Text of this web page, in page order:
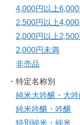
4,000円以上
2,500円以上
2,000円以上
2,000円未満
非売品
・特定名称別
純米大吟醸・大吟
純米吟醸・吟醸
特別純米・純米